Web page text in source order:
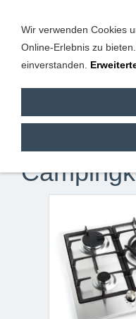
5
Wir verwenden Cookies
Online-Erlebnis zu
einverstanden.